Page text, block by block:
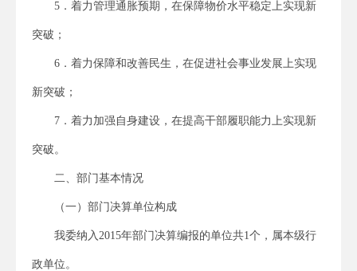
5．着力管理通胀预期，在保障物价水平稳定上实现新
突破；
6．着力保障和改善民生，在促进社会事业发展上实现
新突破；
7．着力加强自身建设，在提高干部履职能力上实现新
突破。
二、部门基本情况
（一）部门决算单位构成
我委纳入2015年部门决算编报的单位共1个，属本级行
政单位。